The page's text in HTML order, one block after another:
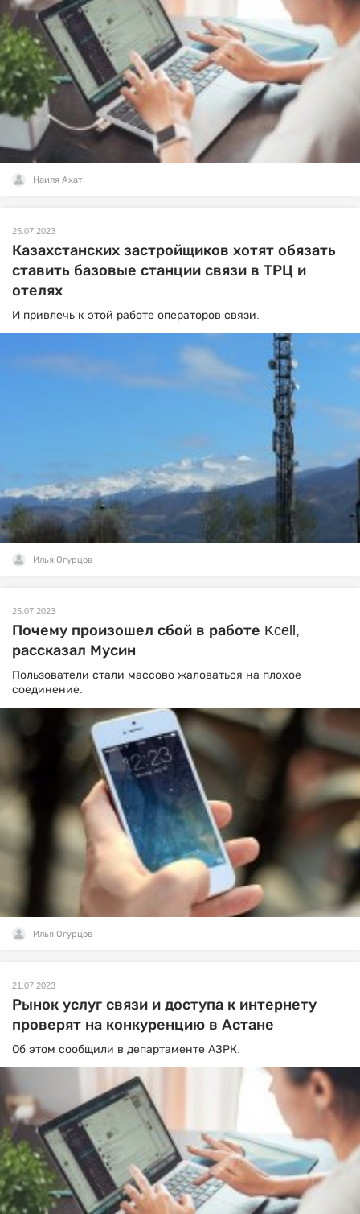
Наиля Ахат
25.07.2023
Казахстанских застройщиков хотят обязать
ставить базовые станции связи в ТРЦ и
отелях
И привлечь к этой работе операторов связи.
Илья Огурцов
25.07.2023
Почему произошел сбой в работе Kcell,
рассказал Мусин
Пользователи стали массово жаловаться на плохое
соединение.
Илья Огурцов
21.07.2023
Рынок услуг связи и доступа к интернету
проверят на конкуренцию в Астане
Об этом сообщили в департаменте АЗРК.